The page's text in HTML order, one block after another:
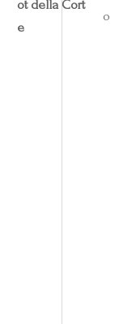
ot della Cort
e
o